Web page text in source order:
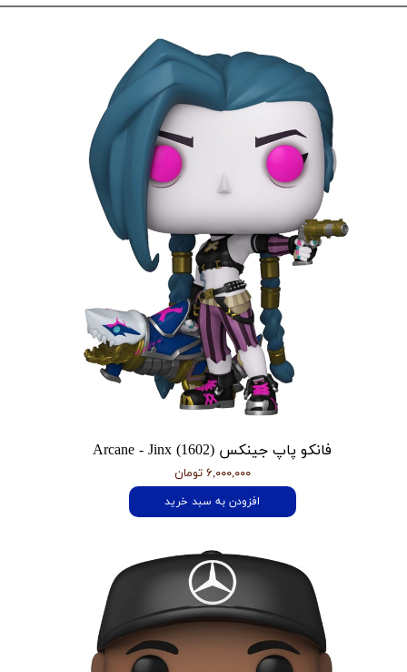
فانکو پاپ جینکس Arcane - Jinx (1602)
۶,۰۰۰,۰۰۰ تومان
افزودن به سبد خرید